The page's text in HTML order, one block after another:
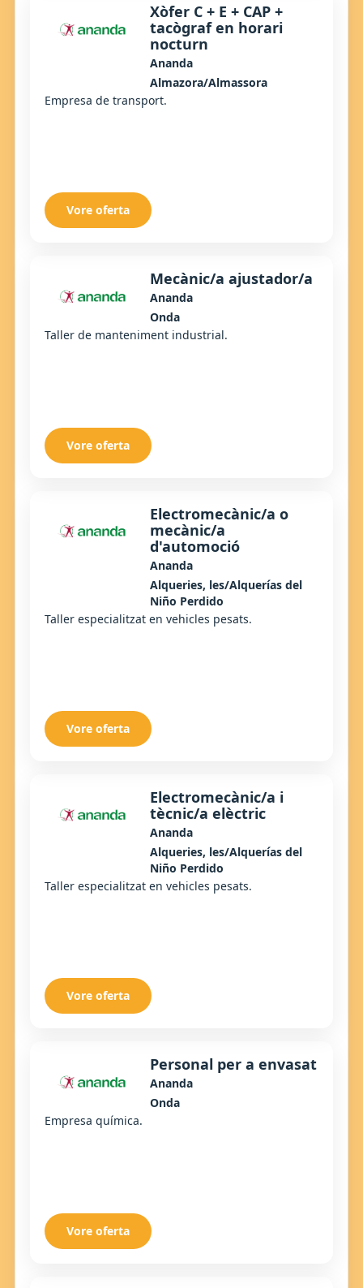
Xòfer C + E + CAP +
tacògraf en horari
nocturn
Ananda
Almazora/Almassora
Empresa de transport.
Vore oferta
Mecànic/a ajustador/a
Ananda
Onda
Taller de manteniment industrial.
Vore oferta
Electromecànic/a o
mecànic/a
d'automoció
Ananda
Alqueries, les/Alquerías del
Niño Perdido
Taller especialitzat en vehicles pesats.
Vore oferta
Electromecànic/a i
tècnic/a elèctric
Ananda
Alqueries, les/Alquerías del
Niño Perdido
Taller especialitzat en vehicles pesats.
Vore oferta
Personal per a envasat
Ananda
Onda
Empresa química.
Vore oferta